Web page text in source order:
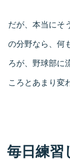
だが、本当にそ
の分野なら、何
ろが、野球部に
ころとあまり変
毎日練習